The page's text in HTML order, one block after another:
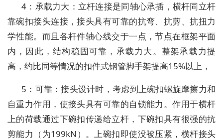
4：承载力大：立杆连接是同轴心承插，横杆同立杆
靠碗扣接头连接，接头具有可靠的抗弯、抗剪、抗扭力
学性能。而且各杆件轴心线交于一点，节点在框架平面
内，因此，结构稳固可靠，承载力大。整架承载力提
高，约比同等情况的扣件式钢管脚手架提高15%以上，
5：可靠：接头设计时，考虑到上碗扣螺旋摩擦力和
自重力作用，使接头具有可靠的自锁能力。作用于横杆
上的荷载通过下碗扣传递给立杆，下碗扣具有很强的抗
剪能力（为199kN）。上碗扣即使没被压紧，横杆接头